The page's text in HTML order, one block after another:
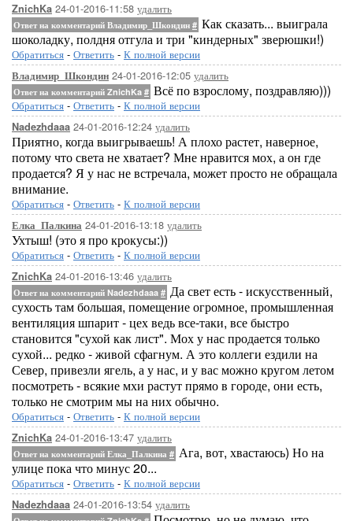
ZnichKa 24-01-2016-11:58 удалить
Ответ на комментарий Владимир_Шкондин # Как сказать... выиграла
шоколадку, полдня отгула и три "киндерных" зверюшки!)
Обратиться - Ответить - К полной версии
Владимир_Шкондин 24-01-2016-12:05 удалить
Ответ на комментарий ZnichKa # Всё по взрослому, поздравляю)))
Обратиться - Ответить - К полной версии
Nadezhdaaa 24-01-2016-12:24 удалить
Приятно, когда выигрываешь! А плохо растет, наверное,
потому что света не хватает? Мне нравится мох, а он где
продается? Я у нас не встречала, может просто не обращала
внимание.
Обратиться - Ответить - К полной версии
Елка_Палкина 24-01-2016-13:18 удалить
Ухтыш! (это я про крокусы:))
Обратиться - Ответить - К полной версии
ZnichKa 24-01-2016-13:46 удалить
Ответ на комментарий Nadezhdaaa # Да свет есть - искусственный,
сухость там большая, помещение огромное, промышленная
вентиляция шпарит - цех ведь все-таки, все быстро
становится "сухой как лист". Мох у нас продается только
сухой... редко - живой сфагнум. А это коллеги ездили на
Север, привезли ягель, а у нас, и у вас можно кругом летом
посмотреть - всякие мхи растут прямо в городе, они есть,
только не смотрим мы на них обычно.
Обратиться - Ответить - К полной версии
ZnichKa 24-01-2016-13:47 удалить
Ответ на комментарий Елка_Палкина # Ага, вот, хвастаюсь) Но на
улице пока что минус 20...
Обратиться - Ответить - К полной версии
Nadezhdaaa 24-01-2016-13:54 удалить